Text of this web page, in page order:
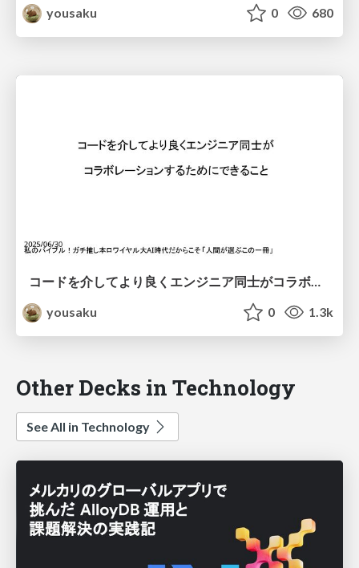
yousaku 0 680
yousaku
0 1.3k
Other Decks in Technology
See All in Technology